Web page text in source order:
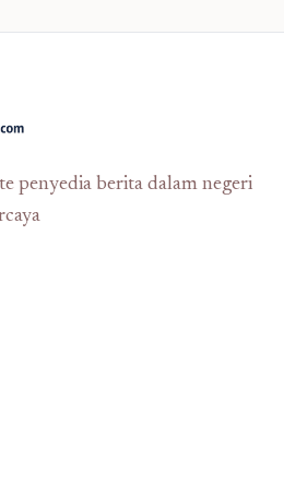
penyedia berita dalam negeri